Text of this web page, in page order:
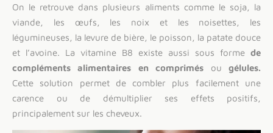
On le retrouve dans plusieurs aliments comme le soja, la
viande, les œufs, les noix et les noisettes, les
légumineuses, la levure de bière, le poisson, la patate douce
et l’avoine. La vitamine B8 existe aussi sous forme de
compléments alimentaires en comprimés ougélules.
Cette solution permet de combler plus facilement une
carence ou de démultiplier ses effets positifs,
principalement sur les cheveux.